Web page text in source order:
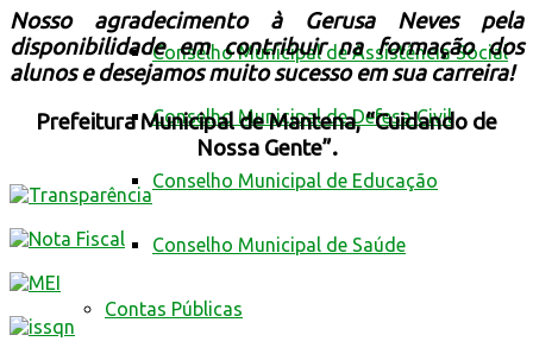
Conselho Municipal de Assistência Social
Conselho Municipal de Defesa Civil
Conselho Municipal de Educação
Conselho Municipal de Saúde
Contas Públicas
Nosso agradecimento à Gerusa Neves pela
disponibilidade em contribuir na formação dos
alunos e desejamos muito sucesso em sua carreira!
Prefeitura Municipal de Mantena, “Cuidando de
Nossa Gente”.